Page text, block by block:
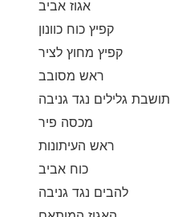
אגוז אביב
קפיץ כוח כוונון
קפיץ מחוץ לציר
ראש מסובב
תושבת גלילים נגד גניבה
מכסה פיר
ראש העיתונות
כוח אביב
להבים נגד גניבה